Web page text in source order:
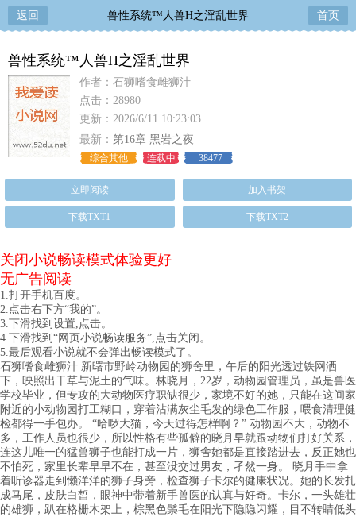
返回 兽性系统™人兽H之淫乱世界 首页
兽性系统™人兽H之淫乱世界
作者：石狮嗜食雌狮汁
点击：28980
更新：2026/6/11 10:23:03
最新： 第16章 黑岩之夜
综合其他 连载中 38477
立即阅读 加入书架
下载TXT1 下载TXT2
关闭小说畅读模式体验更好
无广告阅读
1.打开手机百度。
2.点击右下方“我的”。
3.下滑找到设置,点击。
4.下滑找到“网页小说畅读服务”,点击关闭。
5.最后观看小说就不会弹出畅读模式了。
石狮嗜食雌狮汁 新曙市野岭动物园的狮舍里，午后的阳光透过铁网洒
下，映照出干草与泥土的气味。林晓月，22岁，动物园管理员，虽是兽医
学校毕业，但专攻的大动物医疗职缺很少，家境不好的她，只能在这间家
附近的小动物园打工糊口，穿着沾满灰尘毛发的绿色工作服，喂食清理健
检都得一手包办。 “哈啰大猫，今天过得怎样啊？” 动物园不大，动物不
多，工作人员也很少，所以性格有些孤僻的晓月早就跟动物们打好关系，
连这儿唯一的猛兽狮子也能打成一片，狮舍她都是直接踏进去，反正她也
不怕死，家里长辈早早不在，甚至没交过男友，孑然一身。 晓月手中拿
着听诊器走到懒洋洋的狮子身旁，检查狮子卡尔的健康状况。她的长发扎
成马尾，皮肤白皙，眼神中带着新手兽医的认真与好奇。卡尔，一头雄壮
的雄狮，趴在格栅木架上，棕黑色鬃毛在阳光下隐隐闪耀，目不转睛低头